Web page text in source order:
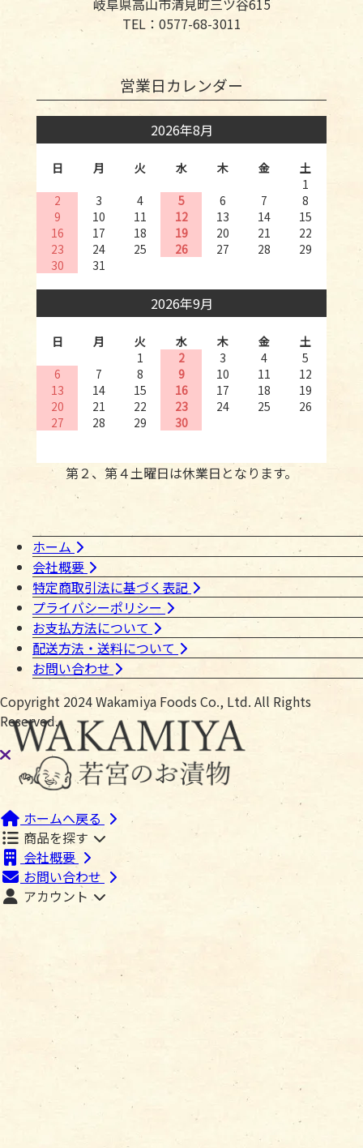
岐阜県高山市清見町三ツ谷615
TEL：0577-68-3011
営業日カレンダー
2026年8月
日 月 火 水 木 金
土
1
2
3 4 5 6 7
8
9
10 11 12 13 14
15
16
17 18 19 20 21
22
23
24 25 26 27 28
29
30
31
2026年9月
日 月 火 水 木 金
土
1
2 3 4
5
6
7 8 9 10 11
12
13
14 15 16 17 18
19
20
21 22 23 24 25
26
27
28 29 30
第２、第４土曜日は休業日となります。
ホーム
会社概要
特定商取引法に基づく表記
プライバシーポリシー
お支払方法について
配送方法・送料について
お問い合わせ
Copyright 2024 Wakamiya Foods Co., Ltd. All Rights
Reserved.
ホームへ戻る
商品を探す
会社概要
お問い合わせ
アカウント